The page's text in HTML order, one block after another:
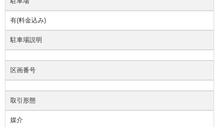
有(料金込み)
駐車場説明
区画番号
取引形態
媒介